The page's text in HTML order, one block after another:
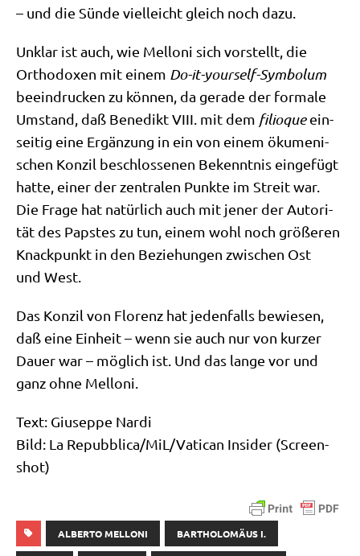
– und die Sün­de viel­leicht gleich noch dazu.
Unklar ist auch, wie Mel­lo­ni sich vor­stellt, die
Ortho­do­xen mit einem Do-it-yours­elf-Sym­bo­lum
beein­drucken zu kön­nen, da gera­de der for­ma­le
Umstand, daß Bene­dikt VIII. mit dem fili­o­queein­
sei­tig eine Ergän­zung in ein von einem öku­me­ni­
schen Kon­zil beschlos­se­nen Bekennt­nis ein­ge­fügt
hat­te, einer der zen­tra­len Punk­te im Streit war.
Die Fra­ge hat natür­lich auch mit jener der Auto­ri­
tät des Pap­stes zu tun, einem wohl noch grö­ße­ren
Knack­punkt in den Bezie­hun­gen zwi­schen Ost
und West.
Das Kon­zil von Flo­renz hat jeden­falls bewie­sen,
daß eine Ein­heit – wenn sie auch nur von kur­zer
Dau­er war – mög­lich ist. Und das lan­ge vor und
ganz ohne Melloni.
Text: Giu­sep­pe Nardi
Bild: La Repubblica/​MiL/​Vatican Insi­der (Screen­
shot)
ALBERTO MELLONI BARTHOLOMÄUS I.